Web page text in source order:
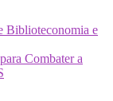
Biblioteconomia e
Combater a